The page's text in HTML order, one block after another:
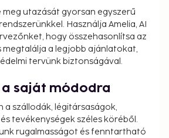
meg utazását gyorsan egyszerű
Használja Amelia, AI
hogy összehasonlítsa az
megtalálja a legjobb ajánlatokat,
tervünk biztonságával.
a saját módodra
a szállodák, légitársaságok,
tevékenységek széles köréből.
rugalmasságot és fenntartható